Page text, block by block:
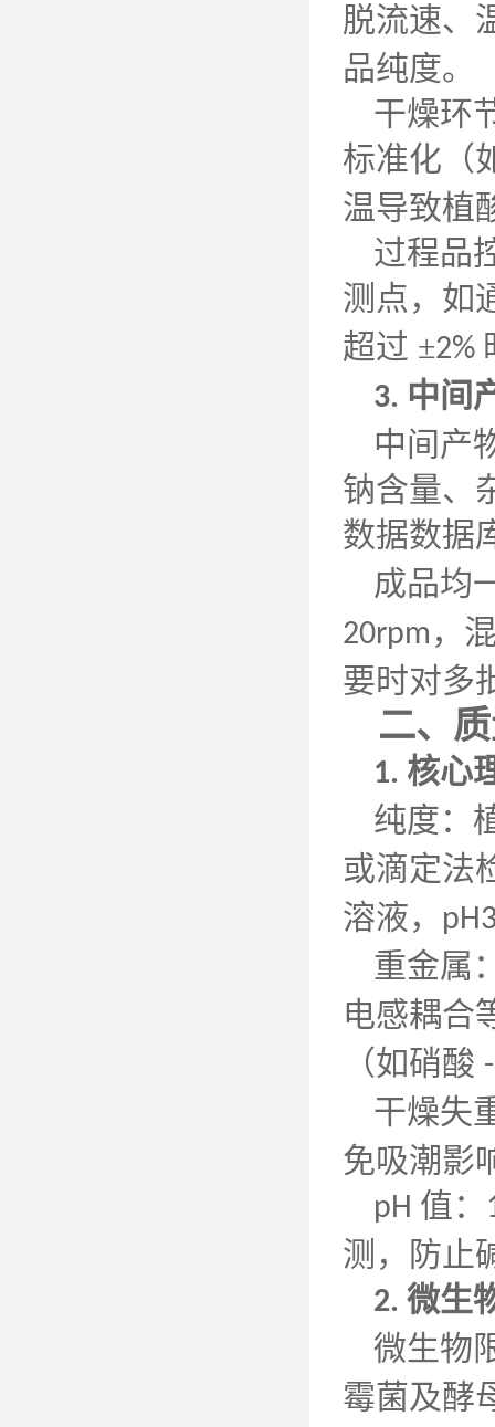
脱流速、
品纯度。
干燥环
标准化（
温导致植
过程品
测点，如
超过 ±2%
3. 中间
中间产
钠含量、
数据数据
成品均
20rpm ，
要时对多
二、
1. 核心
纯度：
或滴定法
溶液，
重金属
电感耦合
（如硝酸
干燥失
免吸潮影
pH 值：
测，防止
2. 微生
微生物
霉菌及酵